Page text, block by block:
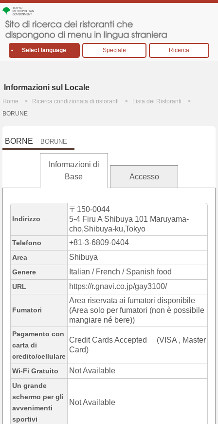
Select language Speciale Ricerca
Informazioni sul Locale
Home Ricerca condizionata di ristoranti
Lista dei Ristoranti
BORUNE
BORNE BORUNE
Informazioni di
Base
Accesso
Indirizzo
〒150-0044
5-4 Firu A Shibuya 101 Maruyama-
cho,Shibuya-ku,Tokyo
Telefono +81-3-6809-0404
Area Shibuya
Genere Italian / French / Spanish food
URL https://r.gnavi.co.jp/gay3100/
Fumatori
Area riservata ai fumatori disponibile
(Area solo per fumatori (non è possibile
mangiare né bere))
Pagamento con
carta di
credito/cellulare
Credit Cards Accepted (VISA , Master
Card)
Wi-Fi Gratuito Not Available
Un grande
schermo per gli
avvenimenti
sportivi
Not Available